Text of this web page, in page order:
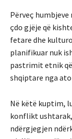
Përveç
çdo gjëje që
fetare dhe
planifikuar nuk
pastrimit etnik
shqiptare nga
Në këtë kuptim,
konflikt
ndërgjegjen